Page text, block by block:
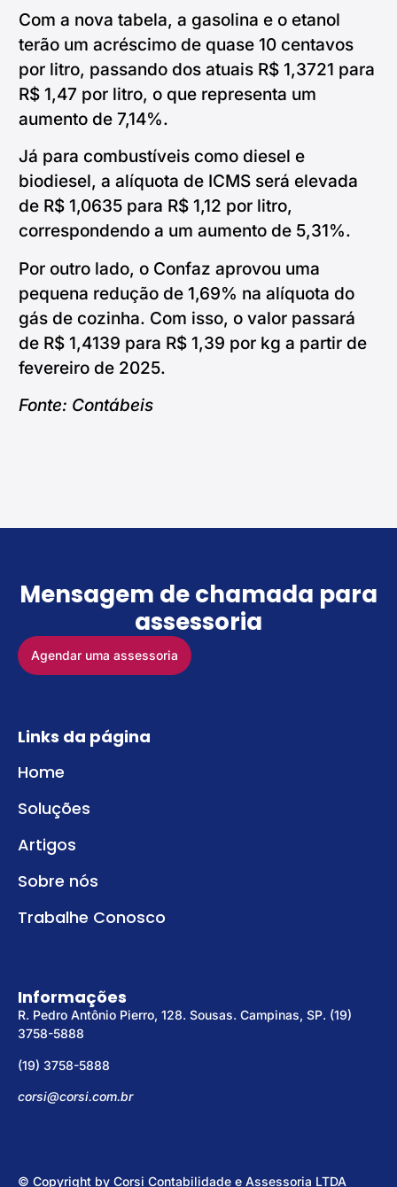
Com a nova tabela, a gasolina e o etanol
terão um acréscimo de quase 10 centavos
por litro, passando dos atuais R$ 1,3721 para
R$ 1,47 por litro, o que representa um
aumento de 7,14%.
Já para combustíveis como diesel e
biodiesel, a alíquota de ICMS será elevada
de R$ 1,0635 para R$ 1,12 por litro,
correspondendo a um aumento de 5,31%.
Por outro lado, o Confaz aprovou uma
pequena redução de 1,69% na alíquota do
gás de cozinha. Com isso, o valor passará
de R$ 1,4139 para R$ 1,39 por kg a partir de
fevereiro de 2025.
Fonte: Contábeis
Mensagem de chamada para
assessoria
Agendar uma assessoria
Links da página
Home
Soluções
Artigos
Sobre nós
Trabalhe Conosco
Informações
R. Pedro Antônio Pierro, 128. Sousas. Campinas, SP. (19)
3758-5888
(19) 3758-5888
corsi@corsi.com.br
© Copyright by Corsi Contabilidade e Assessoria LTDA